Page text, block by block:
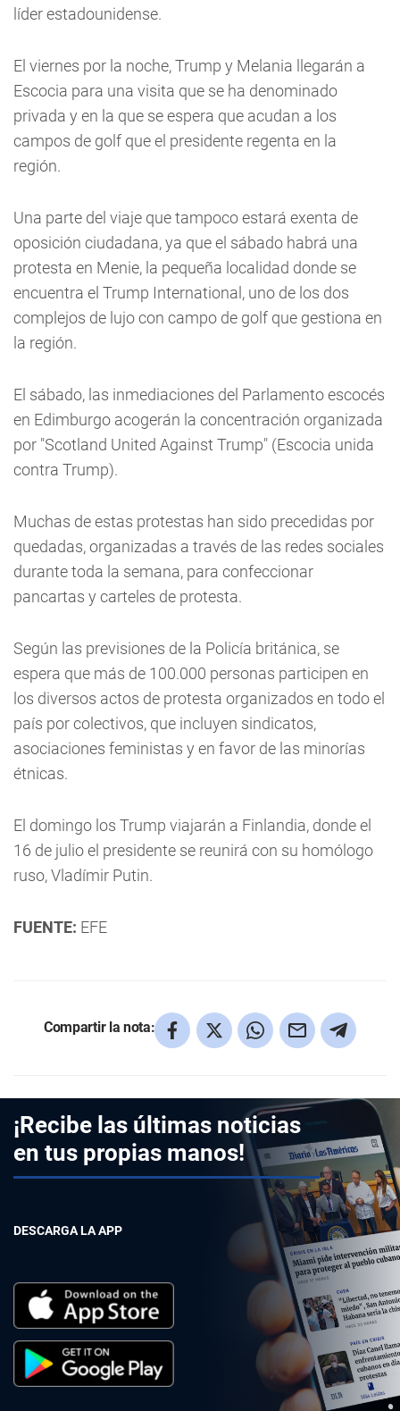
líder estadounidense.
El viernes por la noche, Trump y Melania llegarán a
Escocia para una visita que se ha denominado
privada y en la que se espera que acudan a los
campos de golf que el presidente regenta en la
región.
Una parte del viaje que tampoco estará exenta de
oposición ciudadana, ya que el sábado habrá una
protesta en Menie, la pequeña localidad donde se
encuentra el Trump International, uno de los dos
complejos de lujo con campo de golf que gestiona en
la región.
El sábado, las inmediaciones del Parlamento escocés
en Edimburgo acogerán la concentración organizada
por "Scotland United Against Trump" (Escocia unida
contra Trump).
Muchas de estas protestas han sido precedidas por
quedadas, organizadas a través de las redes sociales
durante toda la semana, para confeccionar
pancartas y carteles de protesta.
Según las previsiones de la Policía británica, se
espera que más de 100.000 personas participen en
los diversos actos de protesta organizados en todo el
país por colectivos, que incluyen sindicatos,
asociaciones feministas y en favor de las minorías
étnicas.
El domingo los Trump viajarán a Finlandia, donde el
16 de julio el presidente se reunirá con su homólogo
ruso, Vladímir Putin.
FUENTE: EFE
Compartir la nota:
¡Recibe las últimas noticias
en tus propias manos!
DESCARGA LA APP